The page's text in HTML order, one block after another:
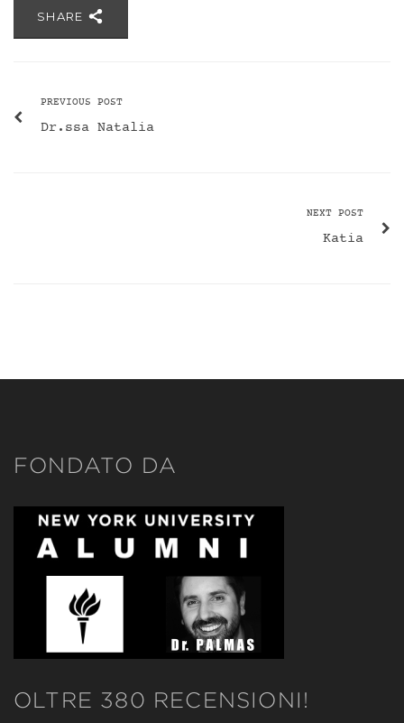
SHARE
PREVIOUS POST
Dr.ssa Natalia
NEXT POST
Katia
FONDATO DA
OLTRE 380 RECENSIONI!